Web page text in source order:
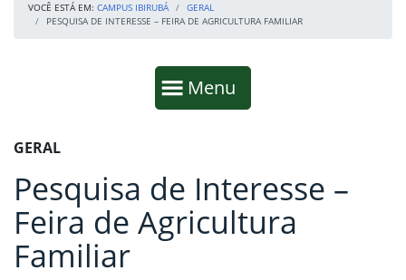
VOCÊ ESTÁ EM: CAMPUS IBIRUBÁ
GERAL
PESQUISA DE INTERESSE – FEIRA DE AGRICULTURA FAMILIAR
Mostrar
Menu
Fim da navegação
Início do conteúdo
GERAL
Pesquisa de Interesse –
Feira de Agricultura
Familiar